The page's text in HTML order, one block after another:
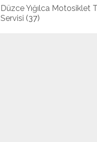
Düzce Yığılca Motosiklet
Servisi (37)